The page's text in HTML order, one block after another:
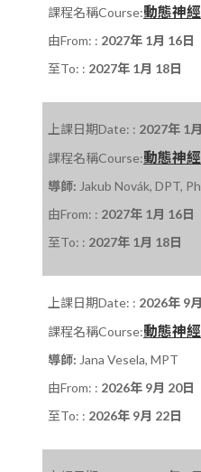
課程名稱Course:動態神
由From: : 2027年 1月 16日
至To: : 2027年 1月 18日
上課日期Date: : 2027年 1
課程名稱Course:動態神
導師: Jakub Novák, DPT,
由From: : 2027年 1月 16日
至To: : 2027年 1月 18日
上課日期Date: : 2026年 9
課程名稱Course:動態神
導師: Jana Vesela, MPT
由From: : 2026年 9月 20日
至To: : 2026年 9月 22日